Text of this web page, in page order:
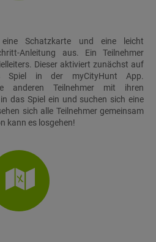
Schatzkarte und eine leicht
Anleitung aus. Ein Teilnehmer
Dieser aktiviert zunächst auf
Spiel in der myCityHunt App.
anderen Teilnehmer mit ihren
das Spiel ein und suchen sich eine
sich alle Teilnehmer gemeinsam
kann es losgehen!